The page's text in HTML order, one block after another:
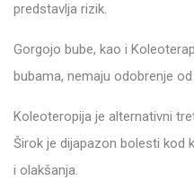
predstavlja rizik.
Gorgojo bube, kao i
bubama, nemaju odobrenje
Koleoteropija je alternativni
Širok je dijapazon bolesti kod
i olakšanja.